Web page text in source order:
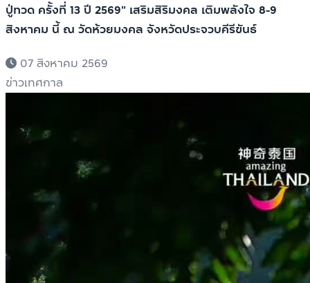
ปู่ทวด ครั้งที่ 13 ปี 2569" เสริมสิริมงคล เติมพลังใจ 8-9
สิงหาคม นี้ ณ วัดห้วยมงคล จังหวัดประจวบคีรีขันธ์
07 สิงหาคม 2569
ข่าวเทศกาล